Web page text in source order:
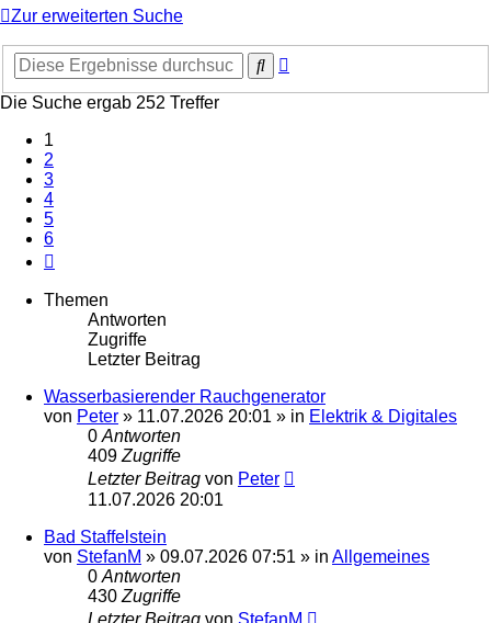
Zur erweiterten Suche
Suche
Die Suche ergab 252 Treffer
1
2
3
4
5
6
Themen
Antworten
Zugriffe
Letzter Beitrag
Wasserbasierender Rauchgenerator
von Peter » 11.07.2026 20:01 » in Elektrik & Digitales
0 Antworten
409 Zugriffe
Letzter Beitrag von Peter
11.07.2026 20:01
Bad Staffelstein
von StefanM » 09.07.2026 07:51 » in Allgemeines
0 Antworten
430 Zugriffe
Letzter Beitrag von StefanM